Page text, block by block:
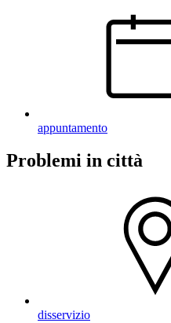
appuntamento
Problemi in città
disservizio